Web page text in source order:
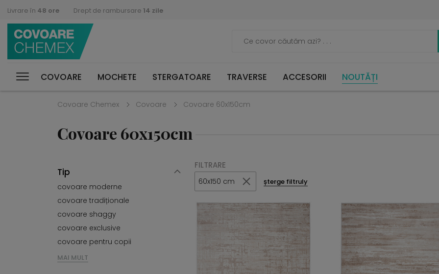
Livrare în 48 ore Drept de rambursare 14 zile
COVOARE MOCHETE STERGATOARE TRAVERSE ACCESORII NOUTĂȚI
Covoare Chemex Covoare Covoare 60x150cm
Covoare 60x150cm
Tip
covoare moderne
covoare tradiționale
covoare shaggy
covoare exclusive
covoare pentru copii
MAI MULT
FILTRARE
60x150 cm șterge filtruly